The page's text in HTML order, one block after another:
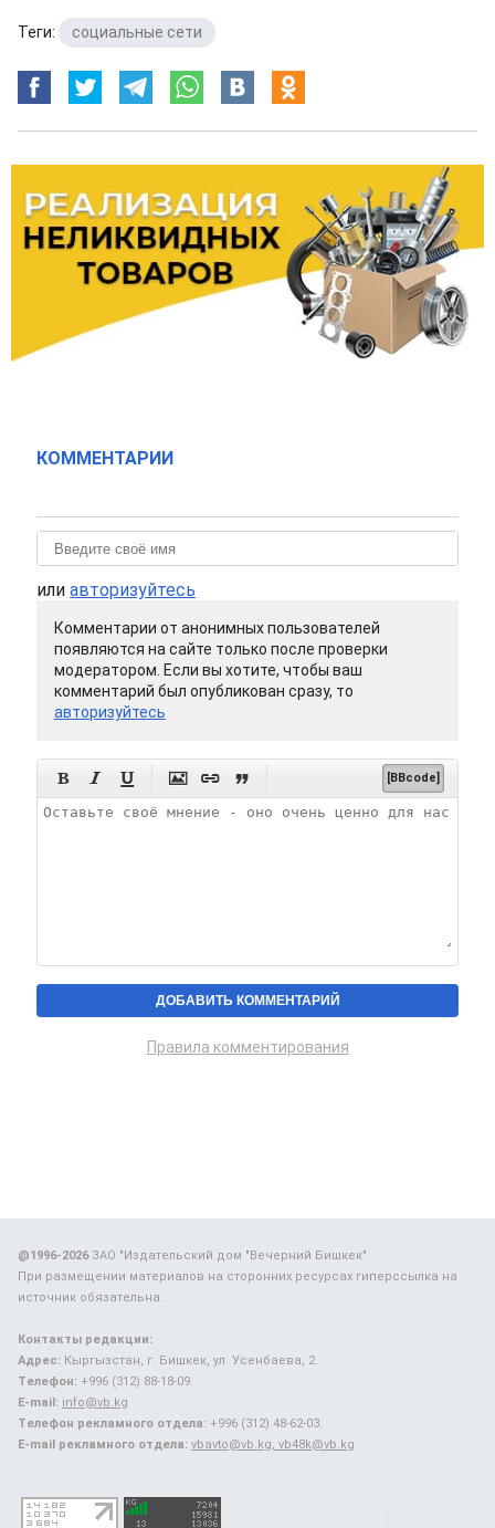
Теги: социальные сети
КОММЕНТАРИИ
или авторизуйтесь
Комментарии от анонимных пользователей
появляются на сайте только после проверки
модератором. Если вы хотите, чтобы ваш
комментарий был опубликован сразу, то
авторизуйтесь
      [BBcode]
Правила комментирования
@1996-2026ЗАО "Издательский дом "Вечерний Бишкек"
При размещении материалов на сторонних ресурсах гиперссылка на
источник обязательна.
Контакты редакции:
Адрес: Кыргызстан, г. Бишкек, ул. Усенбаева, 2.
Телефон: +996 (312) 88-18-09.
E-mail: info@vb.kg
Телефон рекламного отдела: +996 (312) 48-62-03.
E-mail рекламного отдела: vbavto@vb.kg, vb48k@vb.kg